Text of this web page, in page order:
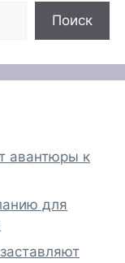
Поиск
авантюры к
для